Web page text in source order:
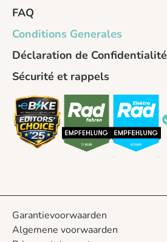
FAQ
Conditions Generales
Déclaration de Confidentialité
Sécurité et rappels
Garantievoorwaarden
Algemene voorwaarden